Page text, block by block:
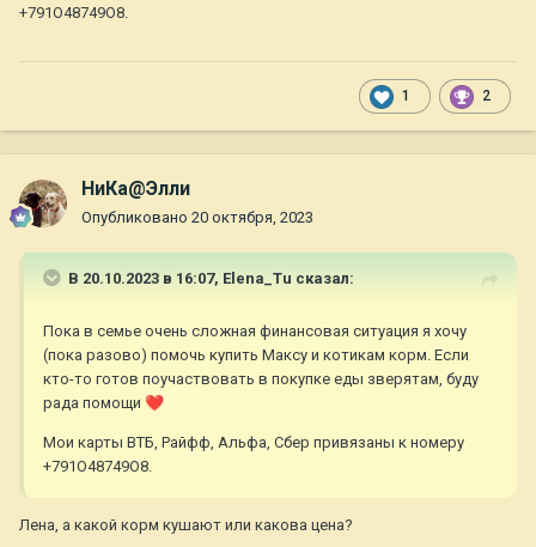
+791О48749О8.
1 2
НиКа@Элли
Опубликовано 20 октября, 2023
В 20.10.2023 в 16:07, Elena_Tu сказал:
Пока в семье очень сложная финансовая ситуация я хочу
(пока разово) помочь купить Максу и котикам корм. Если
кто-то готов поучаствовать в покупке еды зверятам, буду
рада помощи ❤️
Мои карты ВТБ, Райфф, Альфа, Сбер привязаны к номеру
+791О48749О8.
Лена, а какой корм кушают или какова цена?